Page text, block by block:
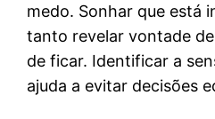
medo. Sonhar que está
tanto revelar vontade
de ficar. Identificar a
ajuda a evitar decisões